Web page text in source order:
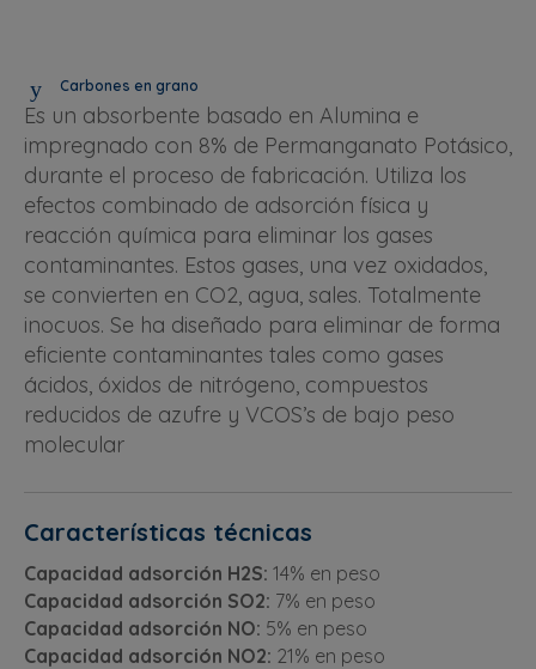
Carbones en grano
Es un absorbente basado en Alumina e
impregnado con 8% de Permanganato Potásico,
durante el proceso de fabricación. Utiliza los
efectos combinado de adsorción física y
reacción química para eliminar los gases
contaminantes. Estos gases, una vez oxidados,
se convierten en CO2, agua, sales. Totalmente
inocuos. Se ha diseñado para eliminar de forma
eficiente contaminantes tales como gases
ácidos, óxidos de nitrógeno, compuestos
reducidos de azufre y VCOS’s de bajo peso
molecular
Características técnicas
Capacidad adsorción H2S: 14% en peso
Capacidad adsorción SO2: 7% en peso
Capacidad adsorción NO: 5% en peso
Capacidad adsorción NO2: 21% en peso